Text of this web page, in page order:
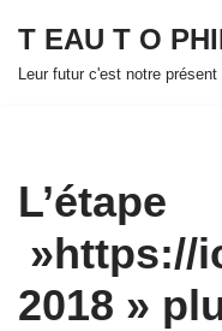
Aller
T EAU T O
Leur futur c'est notre présent
L’étape
»https://
2018 »